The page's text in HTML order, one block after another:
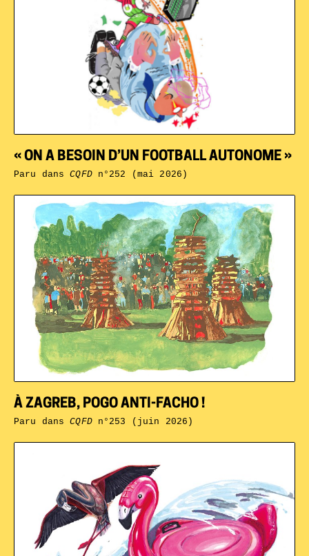
À ZAGREB, POGO ANTI-FACHO !
Paru dansCQFDn°253 (juin 2026)
« ON A BESOIN D’UN FOOTBALL AUTONOME »
Paru dansCQFDn°252 (mai 2026)